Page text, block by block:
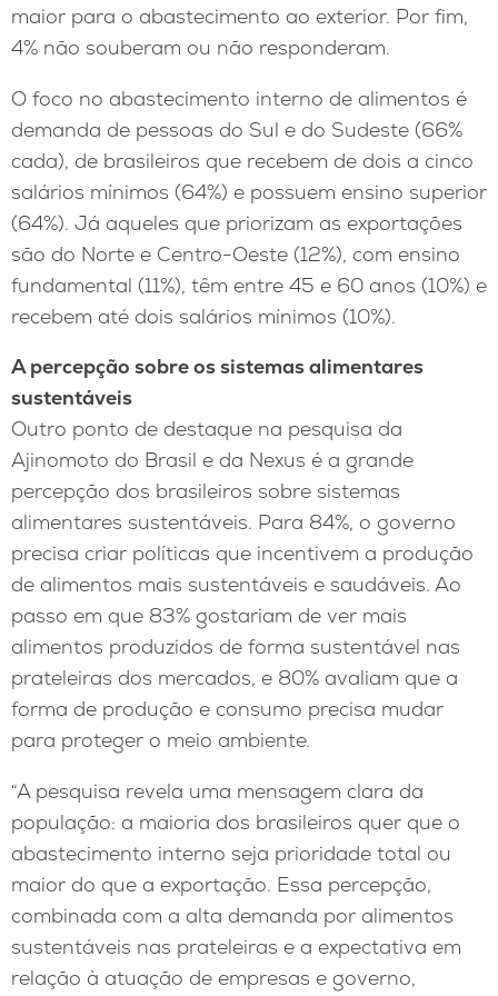
maior para o abastecimento ao exterior. Por fim,
4% não souberam ou não responderam.
O foco no abastecimento interno de alimentos é
demanda de pessoas do Sul e do Sudeste (66%
cada), de brasileiros que recebem de dois a cinco
salários mínimos (64%) e possuem ensino superior
(64%). Já aqueles que priorizam as exportações
são do Norte e Centro-Oeste (12%), com ensino
fundamental (11%), têm entre 45 e 60 anos (10%) e
recebem até dois salários mínimos (10%).
A percepção sobre os sistemas alimentares
sustentáveis
Outro ponto de destaque na pesquisa da
Ajinomoto do Brasil e da Nexus é a grande
percepção dos brasileiros sobre sistemas
alimentares sustentáveis. Para 84%, o governo
precisa criar políticas que incentivem a produção
de alimentos mais sustentáveis e saudáveis. Ao
passo em que 83% gostariam de ver mais
alimentos produzidos de forma sustentável nas
prateleiras dos mercados, e 80% avaliam que a
forma de produção e consumo precisa mudar
para proteger o meio ambiente.
“A pesquisa revela uma mensagem clara da
população: a maioria dos brasileiros quer que o
abastecimento interno seja prioridade total ou
maior do que a exportação. Essa percepção,
combinada com a alta demanda por alimentos
sustentáveis nas prateleiras e a expectativa em
relação à atuação de empresas e governo,